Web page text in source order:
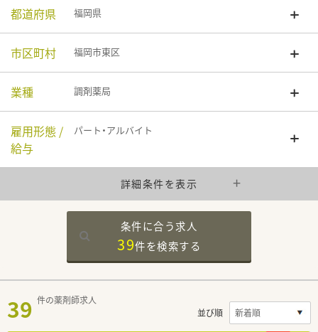
都道府県 福岡県
市区町村 福岡市東区
業種 調剤薬局
雇用形態 /
給与
パート・アルバイト
詳細条件を表示
条件に合う求人
39件を検索する
39 件の薬剤師求人
並び順